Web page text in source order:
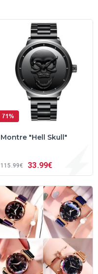
71%
Montre "Hell Skull"
115 99€ 33 99€